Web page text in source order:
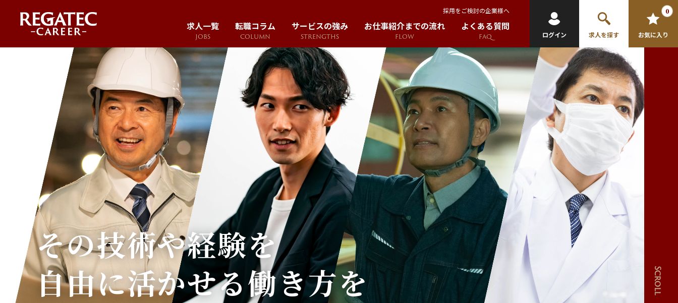
採用をご検討の企業様へ
求人一覧
JOBS
転職コラム
COLUMN
サービスの強み
STRENGTHS
お仕事紹介までの流れ
FLOW
よくある質問
FAQ ログイン 求人を探す お気に入り
0
Scroll
その技術や経験を
自由に活かせる働き方を